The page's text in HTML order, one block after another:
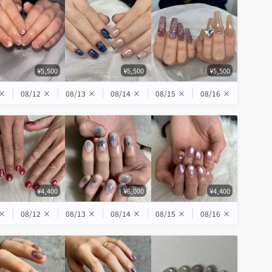
¥5,500 ¥5,500 ¥5,500
08/12 × 08/13 × 08/14 × 08/15 × 08/16 ×
¥4,400 ¥6,000 ¥4,400
08/12 × 08/13 × 08/14 × 08/15 × 08/16 ×